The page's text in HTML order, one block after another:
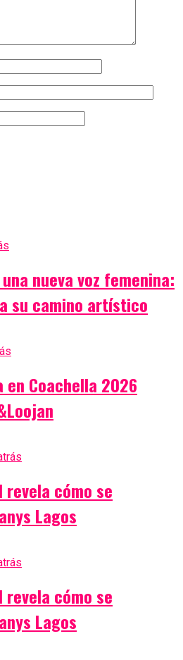
nueva voz femenina:
su camino artístico
Coachella 2026
revela cómo se
Lagos
revela cómo se
Lagos